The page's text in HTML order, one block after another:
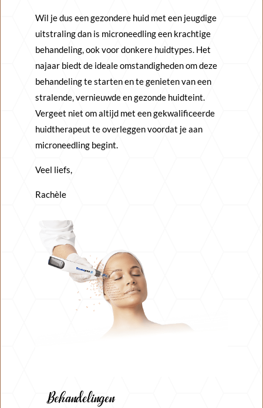
Wil je dus een gezondere huid met een jeugdige
uitstraling dan is microneedling een krachtige
behandeling, ook voor donkere huidtypes. Het
najaar biedt de ideale omstandigheden om deze
behandeling te starten en te genieten van een
stralende, vernieuwde en gezonde huidteint.
Vergeet niet om altijd met een gekwalificeerde
huidtherapeut te overleggen voordat je aan
microneedling begint.
Veel liefs,
Rachèle
Behandelingen